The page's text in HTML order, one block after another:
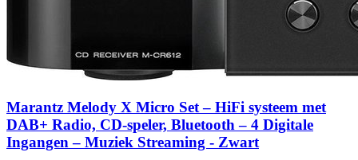
Marantz Melody X Micro Set – HiFi systeem met
DAB+ Radio, CD-speler, Bluetooth – 4 Digitale
Ingangen – Muziek Streaming - Zwart